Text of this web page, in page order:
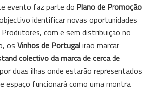
evento faz parte do Plano de Promoção
identificar novas oportunidades
com e sem distribuição no
os Vinhos de Portugalirão marcar
colectivo da marca de cerca de
duas ilhas onde estarão representados
espaço funcionará como uma montra